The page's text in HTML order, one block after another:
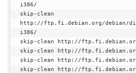
i386/
skip-clean
http://ftp.fi.debian.org/debian/
i386/
skip-clean http://
skip-clean http://
skip-clean http://
skip-clean http://